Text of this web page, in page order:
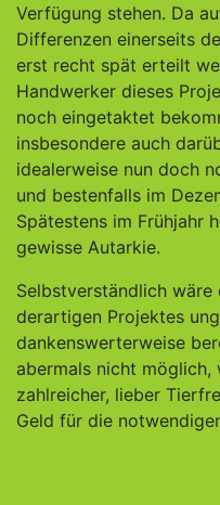
Verfügung stehen. Da
Differenzen einerseits
erst recht spät erteilt
Handwerker dieses
noch eingetaktet
insbesondere auch
idealerweise nun doch
und bestenfalls im
Spätestens im Frühjahr
gewisse Autarkie.
Selbstverständlich wäre
derartigen Projektes
dankenswerterweise
abermals nicht möglich,
zahlreicher, lieber
Geld für die